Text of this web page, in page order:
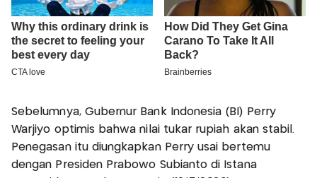
Sebelumnya, Gubernur Bank Indonesia (BI) Perry
Warjiyo optimis bahwa nilai tukar rupiah akan stabil.
Penegasan itu diungkapkan Perry usai bertemu
dengan Presiden Prabowo Subianto di Istana